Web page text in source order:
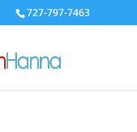
727-797-7463